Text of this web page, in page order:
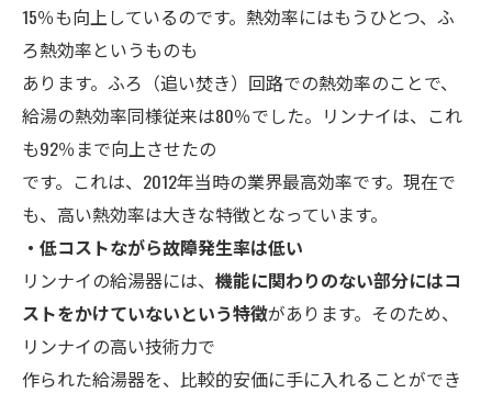
15％も向上しているのです。熱効率にはもうひとつ、ふ
ろ熱効率というものも
あります。ふろ（追い焚き）回路での熱効率のことで、
給湯の熱効率同様従来は80％でした。リンナイは、これ
も92％まで向上させたの
です。これは、2012年当時の業界最高効率です。現在で
も、高い熱効率は大きな特徴となっています。
・ 低コストながら故障発生率は低い
リンナイの給湯器には、 機能に関わりのない部分にはコ
ストをかけていないという特徴があります。そのため、
リンナイの高い技術力で
作られた給湯器を、比較的安価に手に入れることができ